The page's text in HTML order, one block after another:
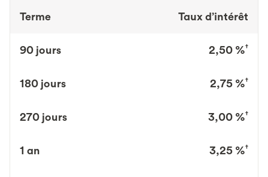
Terme Taux d’intérêt
90 jours 2,50 %†
180 jours 2,75 %†
270 jours 3,00 %†
1 an 3,25 %†